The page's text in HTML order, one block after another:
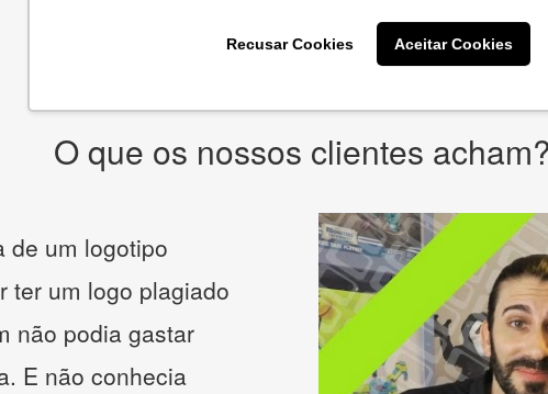
Recusar Cookies Aceitar Cookies
* Prometemos não compartilhar e utilizar seus dados para enviar
qualquer tipo de SPAM. Confira asPolíticas de Privacidade.
O que os nossos clientes
de um logotipo
ter um logo plagiado
não podia gastar
E não conhecia